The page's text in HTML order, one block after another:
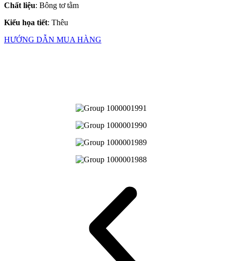
Chất liệu: Bông tơ tằm
Kiểu họa tiết: Thêu
HƯỚNG DẪN MUA HÀNG